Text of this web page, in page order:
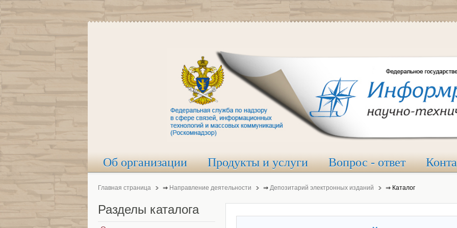
Об организации Продукты и услуги Вопрос - ответ
Главная страница ⇒ Направление деятельности ⇒ Депозитарий электронных изданий ⇒ Каталог
Разделы каталога